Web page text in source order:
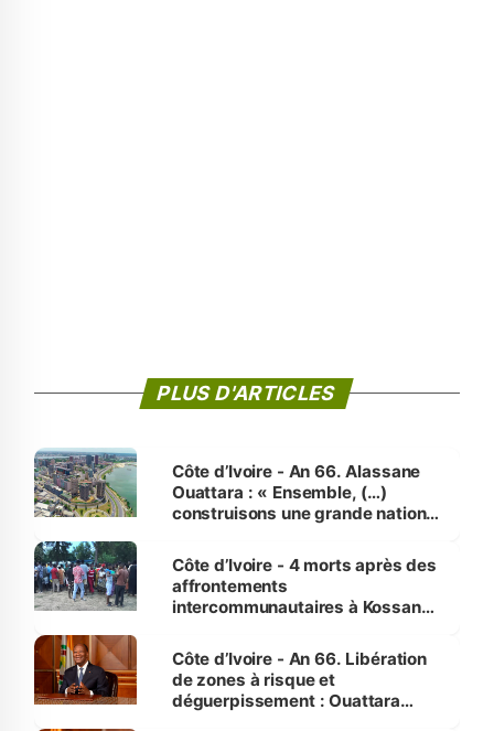
PLUS D'ARTICLES
Côte d’Ivoire - An 66. Alassane
Ouattara : « Ensemble, (…)
construisons une grande nation
générations futures »
Côte d’Ivoire - 4 morts après des
affrontements
intercommunautaires à Kossandji
milieu des sinistrés
Côte d’Ivoire - An 66. Libération
de zones à risque et
déguerpissement : Ouattara